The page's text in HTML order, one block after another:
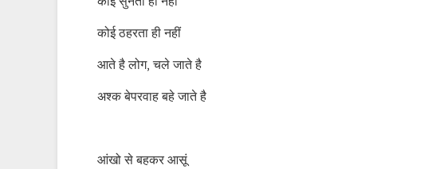
कोई ठहरता ही नहीं
आते है लोग, चले जाते है
अश्क बेपरवाह बहे जाते है
आंखो से बहकर आसूं